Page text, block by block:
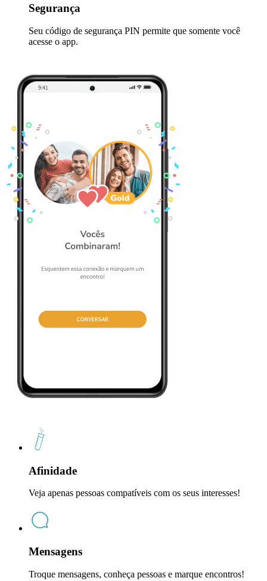
Segurança
Seu código de segurança PIN permite que somente você
acesse o app.
Afinidade
Veja apenas pessoas compatíveis com os seus interesses!
Mensagens
Troque mensagens, conheça pessoas e marque encontros!